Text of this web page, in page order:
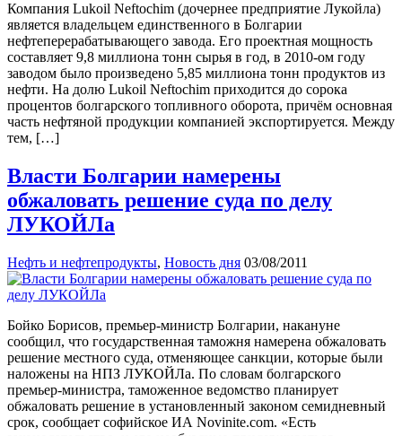
Компания Lukoil Neftochim (дочернее предприятие Лукойла)
является владельцем единственного в Болгарии
нефтеперерабатывающего завода. Его проектная мощность
составляет 9,8 миллиона тонн сырья в год, в 2010-ом году
заводом было произведено 5,85 миллиона тонн продуктов из
нефти. На долю Lukoil Neftochim приходится до сорока
процентов болгарского топливного оборота, причём основная
часть нефтяной продукции компанией экспортируется. Между
тем, […]
Власти Болгарии намерены
обжаловать решение суда по делу
ЛУКОЙЛа
Нефть и нефтепродукты, Новость дня 03/08/2011
Бойко Борисов, премьер-министр Болгарии, накануне
сообщил, что государственная таможня намерена обжаловать
решение местного суда, отменяющее санкции, которые были
наложены на НПЗ ЛУКОЙЛа. По словам болгарского
премьер-министра, таможенное ведомство планирует
обжаловать решение в установленный законом семидневный
срок, сообщает софийское ИА Novinite.com. «Есть